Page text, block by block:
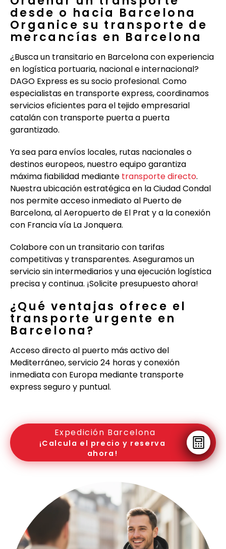
desde o hacia Barcelona
Organice su transporte de
mercancías en Barcelona
¿Busca un transitario en Barcelona con experiencia
en logística portuaria, nacional e internacional?
DAGO Express es su socio profesional. Como
especialistas en transporte express, coordinamos
servicios eficientes para el tejido empresarial
catalán con transporte puerta a puerta
garantizado.
Ya sea para envíos locales, rutas nacionales o
destinos europeos, nuestro equipo garantiza
máxima fiabilidad mediante transporte directo.
Nuestra ubicación estratégica en la Ciudad Condal
nos permite acceso inmediato al Puerto de
Barcelona, al Aeropuerto de El Prat y a la conexión
con Francia vía La Jonquera.
Colabore con un transitario con tarifas
competitivas y transparentes. Aseguramos un
servicio sin intermediarios y una ejecución logística
precisa y continua. ¡Solicite presupuesto ahora!
¿Qué ventajas ofrece el
transporte urgente en
Barcelona?
Acceso directo al puerto más activo del
Mediterráneo, servicio 24 horas y conexión
inmediata con Europa mediante transporte
express seguro y puntual.
Expedición Barcelona
¡Calcula el precio y reserva
ahora!